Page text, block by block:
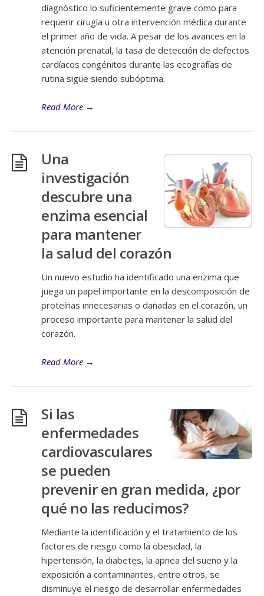
diagnóstico lo suficientemente grave como para
requerir cirugía u otra intervención médica durante
el primer año de vida. A pesar de los avances en la
atención prenatal, la tasa de detección de defectos
cardíacos congénitos durante las ecografías de
rutina sigue siendo subóptima.
Read More →
Una
investigación
descubre una
enzima esencial
para mantener
la salud del corazón
Un nuevo estudio ha identificado una enzima que
juega un papel importante en la descomposición de
proteínas innecesarias o dañadas en el corazón, un
proceso importante para mantener la salud del
corazón.
Read More →
Si las
enfermedades
cardiovasculares
se pueden
prevenir en gran medida, ¿por
qué no las reducimos?
Mediante la identificación y el tratamiento de los
factores de riesgo como la obesidad, la
hipertensión, la diabetes, la apnea del sueño y la
exposición a contaminantes, entre otros, se
disminuye el riesgo de desarrollar enfermedades